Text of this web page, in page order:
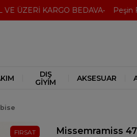
KARGO BEDAVA Peşin
DIŞ
GİYİM
AKSESUAR
FIRSAT
Missemramiss